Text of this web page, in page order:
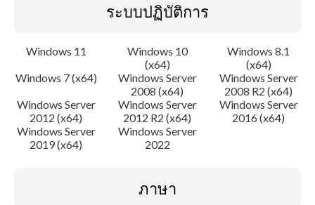
ความระมัดระวัง
คำแนะนำในการตั้งค่า
ข้อมูลไฟล์
ข้อจำกัดความรับผิดชอบ
ระบบปฏิบัติการ
Windows 11
Windows 10
(x64)
Windows 8.1
(x64)
Windows 7 (x64)
Windows Server
2008 (x64)
Windows Server
2008 R2 (x64)
Windows Server
2012 (x64)
Windows Server
2012 R2 (x64)
Windows Server
2016 (x64)
Windows Server
2019 (x64)
Windows Server
2022
ภาษา